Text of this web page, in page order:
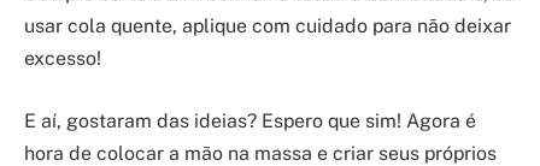
usar cola quente, aplique com cuidado para não deixar
excesso!
E aí, gostaram das ideias? Espero que sim! Agora é
hora de colocar a mão na massa e criar seus próprios